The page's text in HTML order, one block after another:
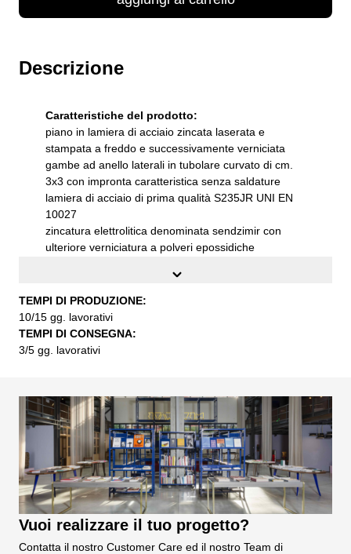
Descrizione
Caratteristiche del prodotto:
piano in lamiera di acciaio zincata laserata e
stampata a freddo e successivamente verniciata
gambe ad anello laterali in tubolare curvato di cm.
3x3 con impronta caratteristica senza saldature
lamiera di acciaio di prima qualità S235JR UNI EN
10027
zincatura elettrolitica denominata sendzimir con
ulteriore verniciatura a polveri epossidiche
posizionato su piedini regolabili
Dimensioni esterne (LxPxH):
Colore :Nero ghisa
Installazione:fornito smontato con pratiche
istruzioni di montaggio
TEMPI DI PRODUZIONE:
10/15 gg. lavorativi
TEMPI DI CONSEGNA:
3/5 gg. lavorativi
Vuoi realizzare il tuo progetto?
Contatta il nostro Customer Care ed il nostro Team di